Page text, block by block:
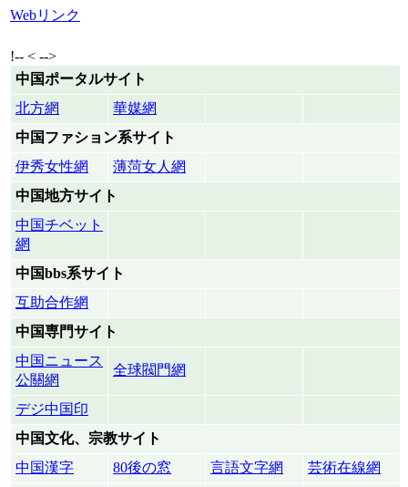
Webリンク
!-- < -->
中国ポータルサイト
北方網
華媒網
中国ファション系サイト
伊秀女性網
薄菏女人網
中国地方サイト
中国チベット
網
中国bbs系サイト
互助合作網
中国専門サイト
中国ニュース
公關網
全球閥門網
デジ中国印
中国文化、宗教サイト
中国漢字
80後の窓 言語文字網
芸術在線網